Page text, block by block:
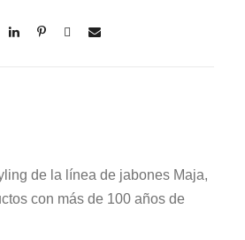
de la línea de jabones Maja,
con más de 100 años de